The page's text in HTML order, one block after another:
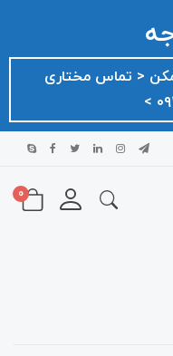
‌< تماس مختاری
>
0